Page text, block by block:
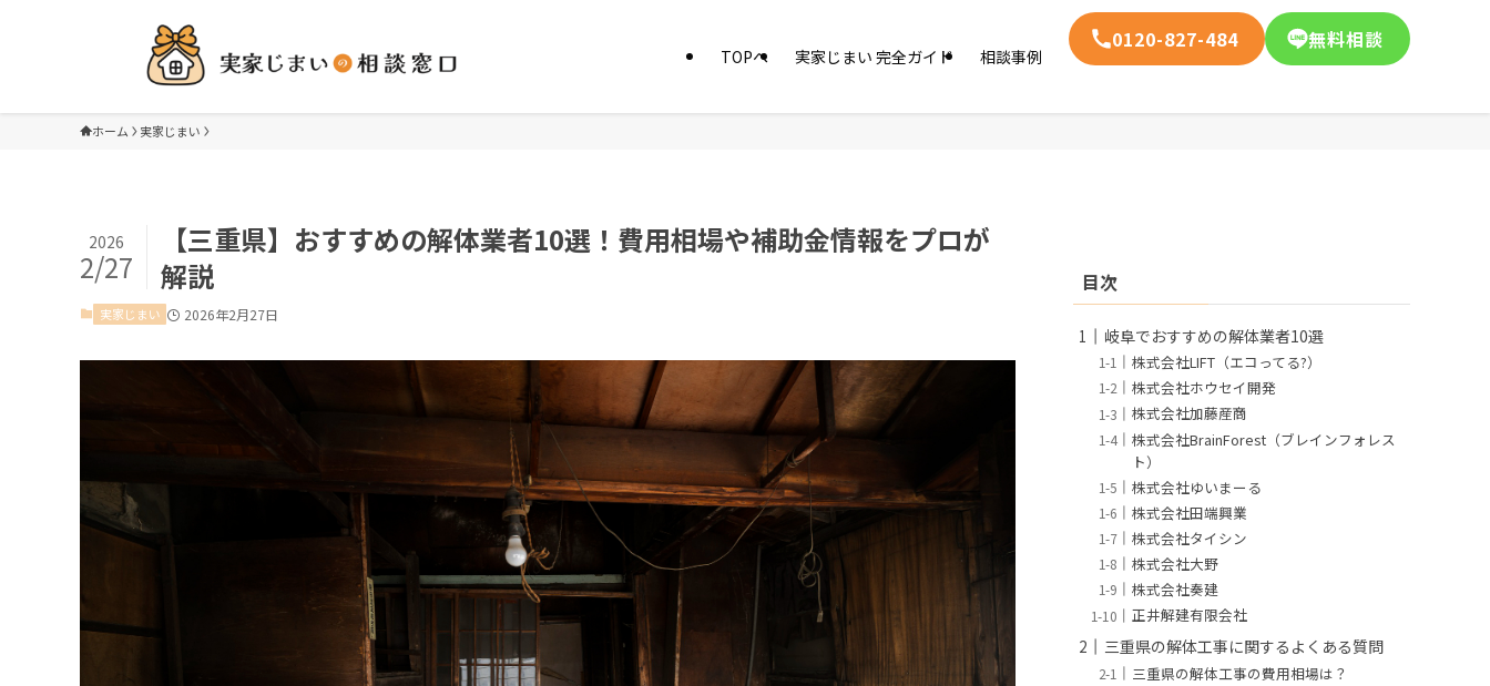
TOPへ 実家じまい 完全ガイド 相談事例
0120-827-484 無料相談
ホーム 実家じまい
【三重県】おすすめの解体業者10選！費用相場や補助金情報をプロが
解説
2026
2/27
実家じまい 2026年2月27日
目次
岐阜でおすすめの解体業者10選
株式会社LIFT（エコってる?）
株式会社ホウセイ開発
株式会社加藤産商
株式会社BrainForest（ブレインフォレス
ト）
株式会社ゆいまーる
株式会社田端興業
株式会社タイシン
株式会社大野
株式会社奏建
正井解建有限会社
三重県の解体工事に関するよくある質問
三重県の解体工事の費用相場は？